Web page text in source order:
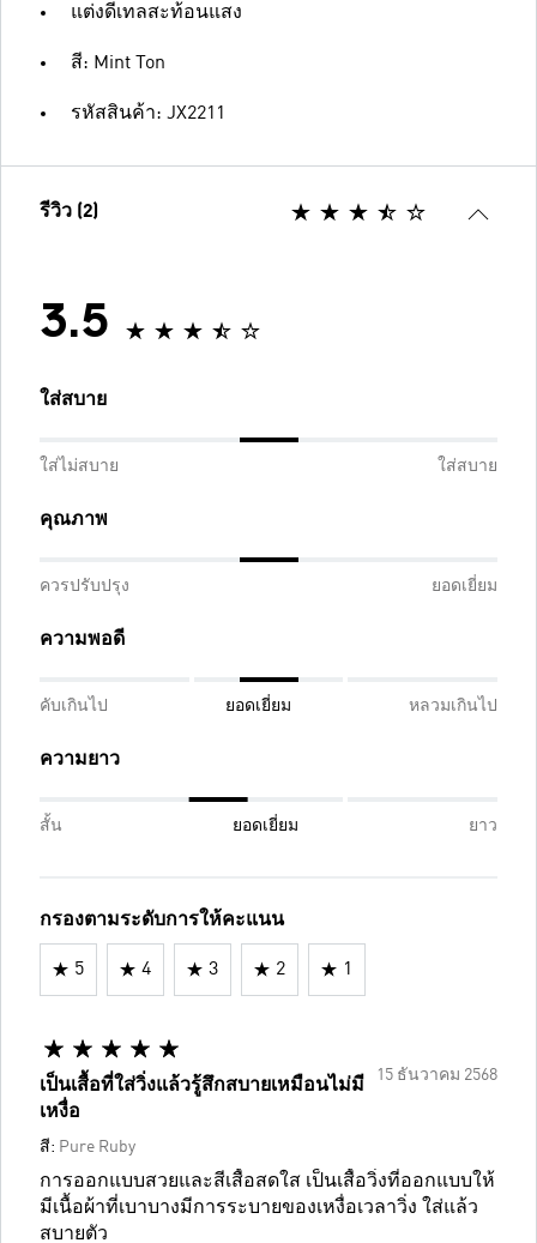
แต่งดีเทลสะท้อนแสง
สี: Mint Ton
รหัสสินค้า: JX2211
รีวิว (2)
3.5
ใส่สบาย
ใส่ไม่สบาย ใส่สบาย
คุณภาพ
ควรปรับปรุง ยอดเยี่ยม
ความพอดี
คับเกินไป ยอดเยี่ยม หลวมเกินไป
ความยาว
สั้น ยอดเยี่ยม ยาว
กรองตามระดับการให้คะแนน
5 4 3 2 1
15 ธันวาคม 2568
เป็นเสื้อที่ใส่วิ่งแล้วรู้สึกสบายเหมือนไม่มี
เหงื่อ
สี: Pure Ruby
การออกแบบสวยและสีเสื้อสดใส เป็นเสื้อวิ่งที่ออกแบบให้
มีเนื้อผ้าที่เบาบางมีการระบายของเหงื่อเวลาวิ่ง ใส่แล้ว
สบายตัว